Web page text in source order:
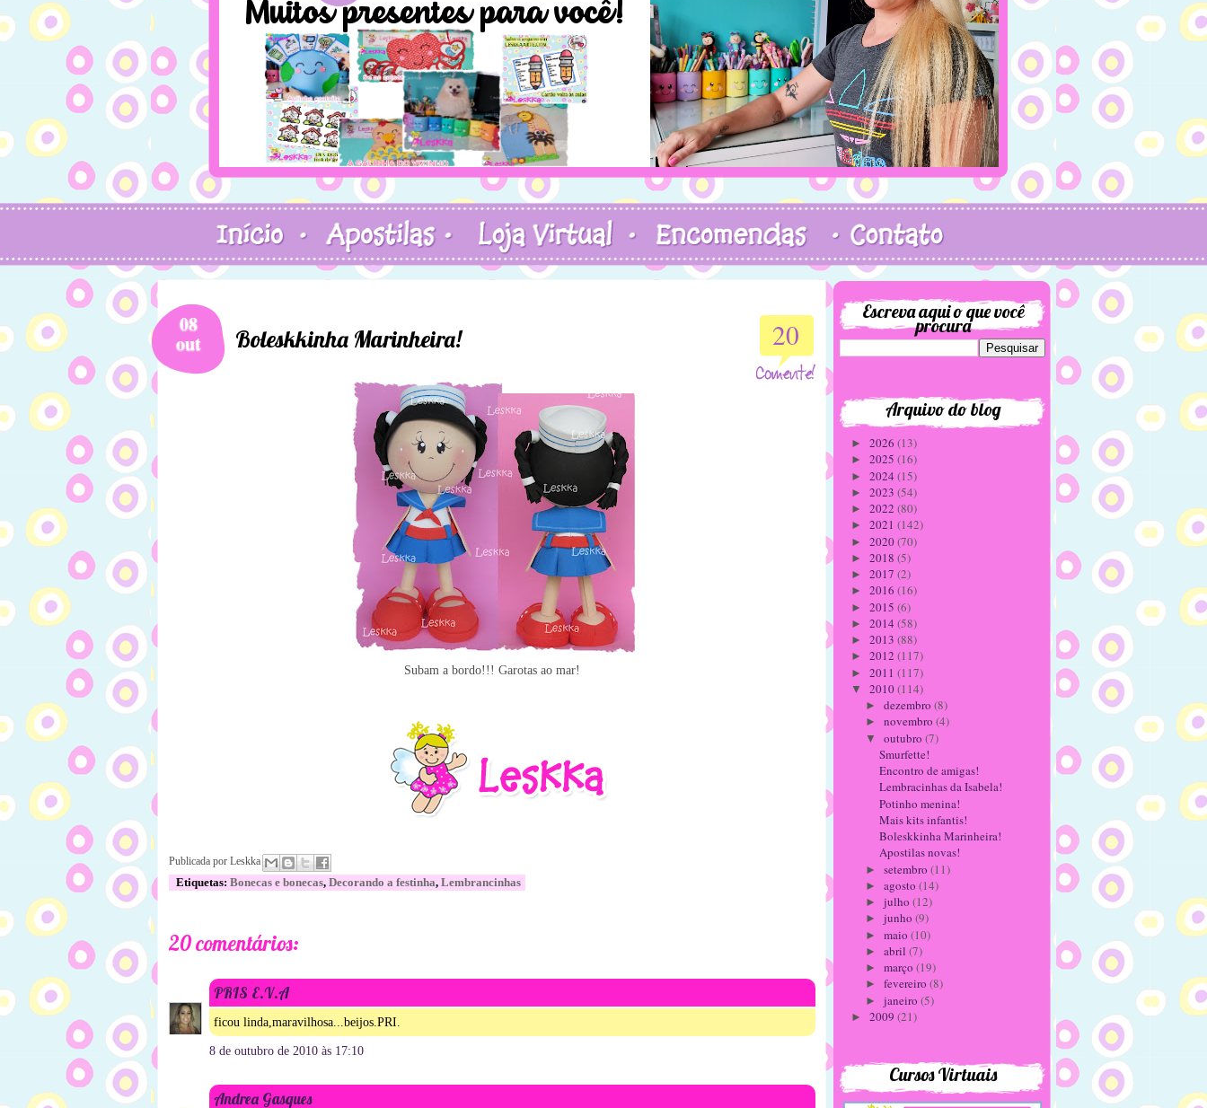
08
out 20
Boleskkinha Marinheira!
Subam a bordo!!! Garotas ao mar!
Publicada por Leskka
Etiquetas: Bonecas e bonecas, Decorando a festinha, Lembrancinhas
20 comentários:
PRIS E.V.A
ficou linda,maravilhosa...beijos.PRI.
8 de outubro de 2010 às 17:10
Andrea Gasques
Escreva aqui o que você
procura
Arquivo do blog
► 2026 (13)
► 2025 (16)
► 2024 (15)
► 2023 (54)
► 2022 (80)
► 2021 (142)
► 2020(70)
► 2018 (5)
► 2017 (2)
► 2016 (16)
► 2015 (6)
► 2014 (58)
► 2013 (88)
► 2012 (117)
► 2011 (117)
▼ 2010(114)
► dezembro (8)
► novembro (4)
▼ outubro (7)
Smurfette!
Encontro de amigas!
Lembracinhas da Isabela!
Potinho menina!
Mais kits infantis!
Boleskkinha Marinheira!
Apostilas novas!
► setembro (11)
► agosto (14)
► julho (12)
► junho (9)
► maio (10)
► abril (7)
► março (19)
► fevereiro (8)
► janeiro (5)
► 2009 (21)
Cursos Virtuais